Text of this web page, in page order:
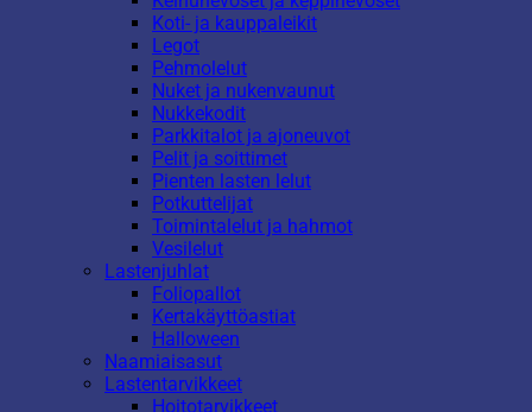
Koti- ja kauppaleikit
Legot
Pehmolelut
Nuket ja nukenvaunut
Nukkekodit
Parkkitalot ja ajoneuvot
Pelit ja soittimet
Pienten lasten lelut
Potkuttelijat
Toimintalelut ja hahmot
Vesilelut
Lastenjuhlat
Foliopallot
Kertakäyttöastiat
Halloween
Naamiaisasut
Lastentarvikkeet
Hoitotarvikkeet